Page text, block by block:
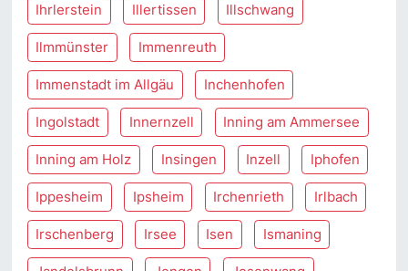
Ihrlerstein Illertissen Illschwang
Ilmmünster Immenreuth
Immenstadt im Allgäu Inchenhofen
Ingolstadt Innernzell Inning am Ammersee
Inning am Holz Insingen Inzell Iphofen
Ippesheim Ipsheim Irchenrieth Irlbach
Irschenberg Irsee Isen Ismaning